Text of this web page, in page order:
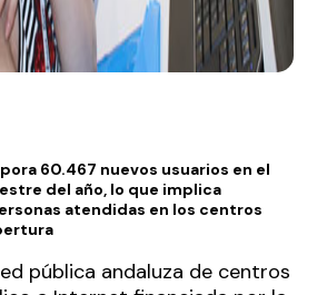
60.467 nuevos usuarios en el
del año, lo que implica
atendidas en los centros
pública andaluza de centros